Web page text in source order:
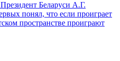
Беларуси А.Г.
понял, что если проиграет
пространстве проиграют